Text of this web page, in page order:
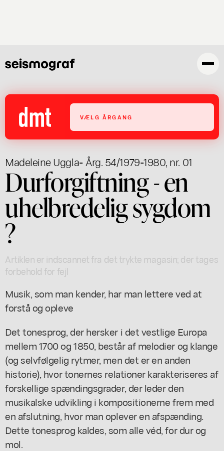
VÆLG ÅRGANG
Madeleine Uggla- Årg. 54/1979-1980, nr. 01
Durforgiftning - en
uhelbredelig sygdom
?
Artiklen er indscannet fra det trykte magasin; der tages
forbehold for fejl
Musik, som man kender, har man lettere ved at
forstå og opleve
Det tonesprog, der hersker i det vestlige Europa
mellem 1700 og 1850, består af melodier og klange
(og selvfølgelig rytmer, men det er en anden
historie), hvor tonernes relationer karakteriseres af
forskellige spændingsgrader, der leder den
musikalske udvikling i kompositionerne frem med
en afslutning, hvor man oplever en afspænding.
Dette tonesprog kaldes, som alle véd, for dur og
mol.